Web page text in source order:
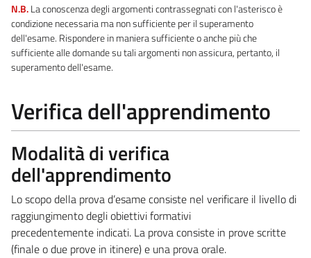
N.B.La conoscenza degli argomenti contrassegnati con l'asterisco è
condizione necessaria ma non sufficiente per il superamento
dell'esame. Rispondere in maniera sufficiente o anche più che
sufficiente alle domande su tali argomenti non assicura, pertanto, il
superamento dell'esame.
Verifica dell'apprendimento
Modalità di verifica
dell'apprendimento
Lo scopo della prova d’esame consiste nel verificare il livello di
raggiungimento degli obiettivi formativi
precedentemente indicati. La prova consiste in prove scritte
(finale o due prove in itinere) e una prova orale.